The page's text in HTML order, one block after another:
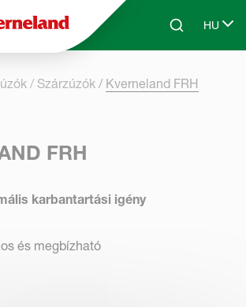
Skip to main contentSearchHU
Select
Szárzúzók Kverneland FRH
FRH
karbantartási igény
és megbízható